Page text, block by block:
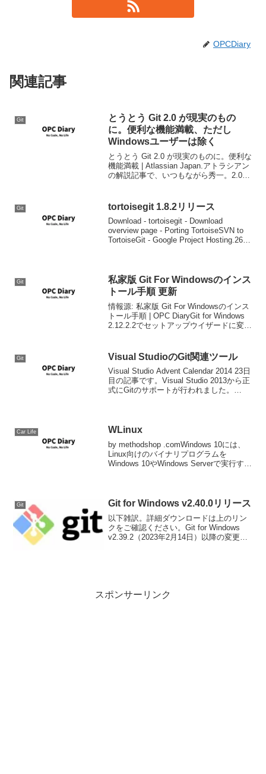
OPCDiary
関連記事
Git
とうとう Git 2.0 が現実のもの
に。便利な機能満載、ただし
Windowsユーザーは除く
とうとう Git 2.0 が現実のものに。便利な
機能満載 | Atlassian Japan.アトラシアン
の解説記事で、いつもながら秀一。2.0の
出...
Git tortoisegit 1.8.2リリース
Download - tortoisegit - Download
overview page - Porting TortoiseSVN to
TortoiseGit - Google Project Hosting.26日
Git
私家版 Git For Windowsのインス
トール手順 更新
情報源: 私家版 Git For Windowsのインス
トール手順 | OPC DiaryGit for Windows
2.12.2.2でセットアップウイザードに変更
Git Visual StudioのGit関連ツール
Visual Studio Advent Calendar 2014 23日
目の記事です。Visual Studio 2013から正
式にGitのサポートが行われました。
Car Life WLinux
by methodshop .comWindows 10には、
Linux向けのバイナリプログラムを
Windows 10やWindows Serverで実行する
Git Git for Windows v2.40.0リリース
以下雑訳。詳細ダウンロードは上のリン
クをご確認ください。Git for Windows
v2.39.2（2023年2月14日）以降の変更点
スポンサーリンク